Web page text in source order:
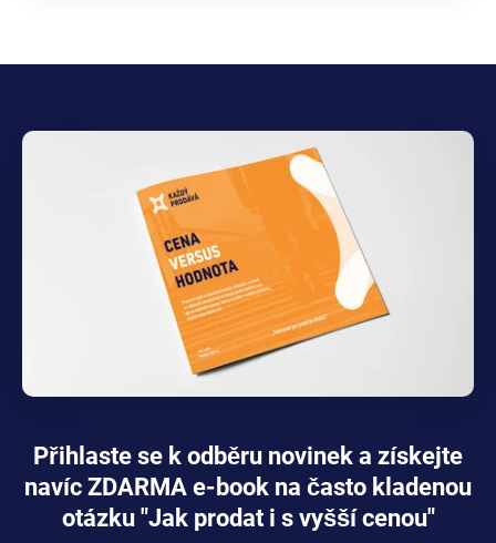
Přihlaste se k odběru novinek a získejte
navíc ZDARMA e-book na často kladenou
otázku "Jak prodat i s vyšší cenou"